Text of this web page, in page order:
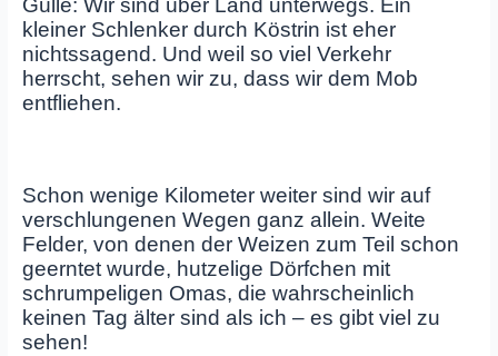
Gülle: Wir sind über Land unterwegs. Ein
kleiner Schlenker durch Köstrin ist eher
nichtssagend. Und weil so viel Verkehr
herrscht, sehen wir zu, dass wir dem Mob
entfliehen.
Schon wenige Kilometer weiter sind wir auf
verschlungenen Wegen ganz allein. Weite
Felder, von denen der Weizen zum Teil schon
geerntet wurde, hutzelige Dörfchen mit
schrumpeligen Omas, die wahrscheinlich
keinen Tag älter sind als ich – es gibt viel zu
sehen!